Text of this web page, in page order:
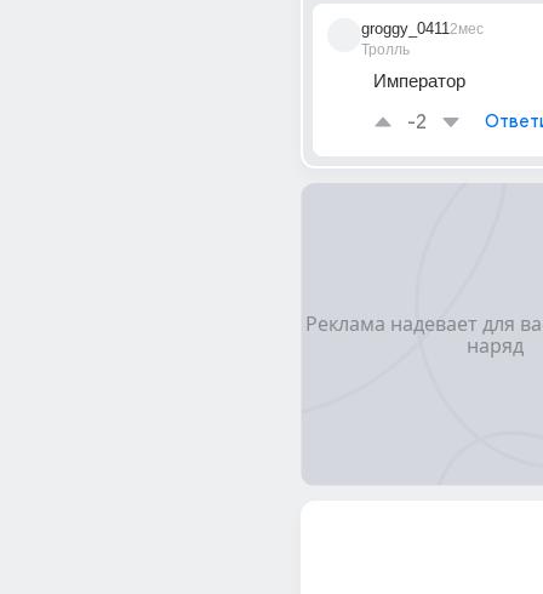
groggy_0411
Тролль
2мес
Император
-2